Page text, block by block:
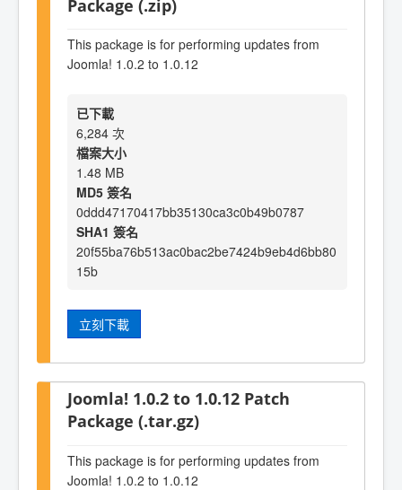
Package (.zip)
This package is for performing updates from
Joomla! 1.0.2 to 1.0.12
已下載
6,284 次
檔案大小
1.48 MB
MD5 簽名
0ddd47170417bb35130ca3c0b49b0787
SHA1 簽名
20f55ba76b513ac0bac2be7424b9eb4d6bb80
15b
立刻下載
Joomla! 1.0.2 to 1.0.12 Patch
Package (.tar.gz)
This package is for performing updates from
Joomla! 1.0.2 to 1.0.12